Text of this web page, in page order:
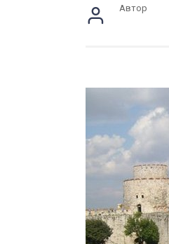
Автор